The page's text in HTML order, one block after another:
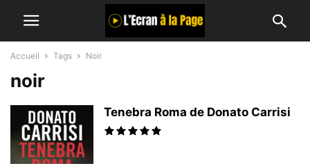
Accueil Tags Noir
noir
Tenebra Roma de Donato Carrisi